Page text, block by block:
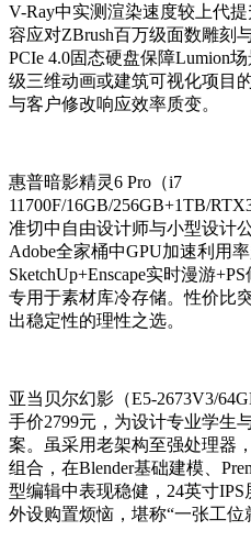
V-Ray中实测渲染速度较上代
容应对ZBrush百万级面数雕刻
PCIe 4.0固态硬盘保障Lumion
级三维动画或建筑可视化项目
与客户修改响应效率质变。
惠普暗影精灵6 Pro（i7
11700F/16GB/256GB+1TB/
准切中自由设计师与小型设计
Adobe全家桶中GPU加速利用
SketchUp+Enscape实时漫游
专用于素材库冷存储。性价比
出稳定性的理性之选。
亚当贝尔幻影（E5-2673V3/
手价2799元，为设计专业学生
案。虽采用老架构至强处理器
组合，在Blender基础建模、
型编辑中表现稳健，24英寸
外设购置烦恼，堪称“一张工位